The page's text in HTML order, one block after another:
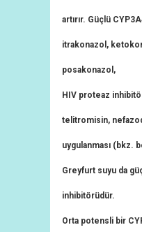
artırır. Güçlü
itrakonazol,
posakonazol,
HIV proteaz
telitromisin,
uygulanması (bkz.
Greyfurt suyu da
inhibitörüdür.
Orta potensli bir